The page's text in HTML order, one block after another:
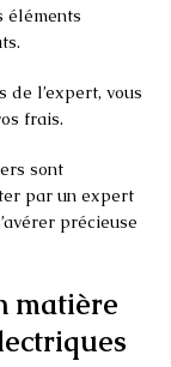
éléments
de l’expert, vous
frais.
sont
par un expert
précieuse
matière